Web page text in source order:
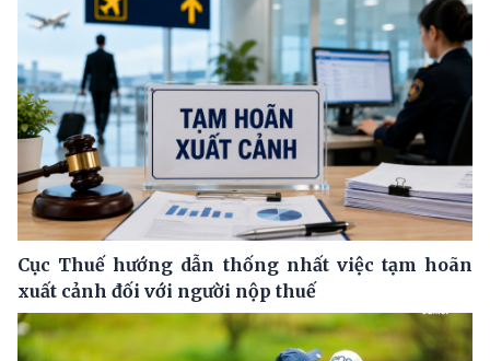
Cục Thuế hướng dẫn thống nhất việc tạm hoãn
xuất cảnh đối với người nộp thuế